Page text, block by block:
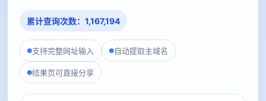
累计查询次数：1,167,194
支持完整网址输入 自动提取主域名
结果页可直接分享